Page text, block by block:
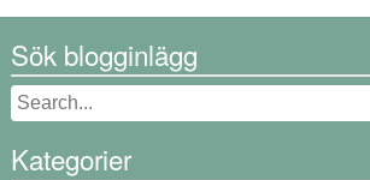
Sök blogginlägg
Kategorier